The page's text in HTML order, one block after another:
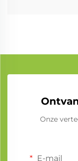
Onze
E-mail